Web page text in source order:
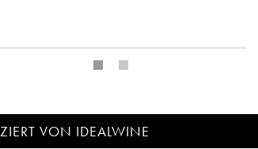
VON IDEALWINE